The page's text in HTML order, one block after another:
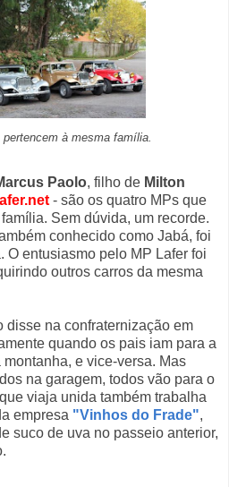
à mesma família.
Paolo, filho de Milton
- são os quatro MPs que
Sem dúvida, um recorde.
conhecido como Jabá, foi
O entusiasmo pelo MP Lafer foi
outros carros da mesma
disse na confraternização em
quando os pais iam para a
e vice-versa. Mas
na garagem, todos vão para o
viaja unida também trabalha
empresa "Vinhos do Frade",
suco de uva no passeio anterior,